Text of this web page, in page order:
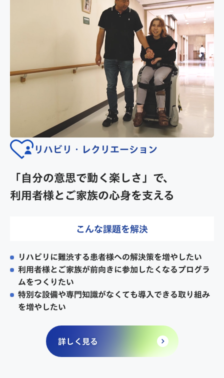
リハビリ・レクリエーション
「自分の意思で動く楽しさ」で、
利用者様とご家族の心身を支える
こんな課題を解決
リハビリに難渋する患者様への解決策を増やしたい
利用者様とご家族が前向きに参加したくなるプログラ
ムをつくりたい
特別な設備や専門知識がなくても導入できる取り組み
を増やしたい
詳しく見る